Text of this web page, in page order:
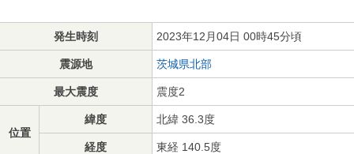
発生時刻 2023年12月04日 00時45分頃
震源地 茨城県北部
最大震度 震度2
位置
緯度 北緯 36.3度
経度 東経 140.5度